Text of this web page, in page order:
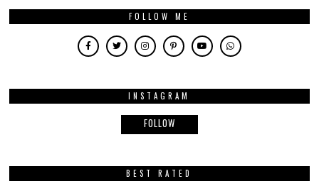
FOLLOW ME
INSTAGRAM
FOLLOW
BEST RATED